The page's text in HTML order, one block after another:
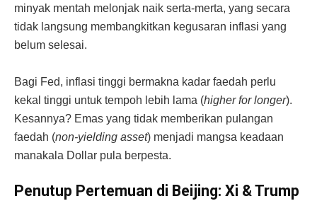
minyak mentah melonjak naik serta-merta, yang secara
tidak langsung membangkitkan kegusaran inflasi yang
belum selesai.
Bagi Fed, inflasi tinggi bermakna kadar faedah perlu
kekal tinggi untuk tempoh lebih lama (higher for longer).
Kesannya? Emas yang tidak memberikan pulangan
faedah (non-yielding asset) menjadi mangsa keadaan
manakala Dollar pula berpesta.
Penutup Pertemuan di Beijing: Xi & Trump